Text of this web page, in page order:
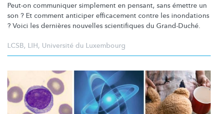
Peut-on communiquer simplement en pensant, sans émettre un
son ? Et comment anticiper efficacement contre les inondations
? Voici les dernières nouvelles scientifiques du Grand-Duché.
LCSB, LIH, Université du Luxembourg